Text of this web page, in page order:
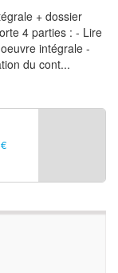
+ dossier
4 parties : - Lire
intégrale -
du cont...